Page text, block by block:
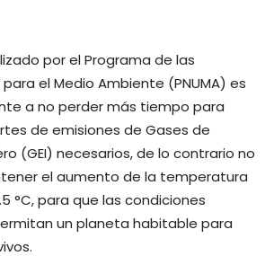
por el Programa de las
el Medio Ambiente (PNUMA) es
a no perder más tiempo para
de emisiones de Gases de
(GEI) necesarios, de lo contrario no
el aumento de la temperatura
°C, para que las condiciones
un planeta habitable para